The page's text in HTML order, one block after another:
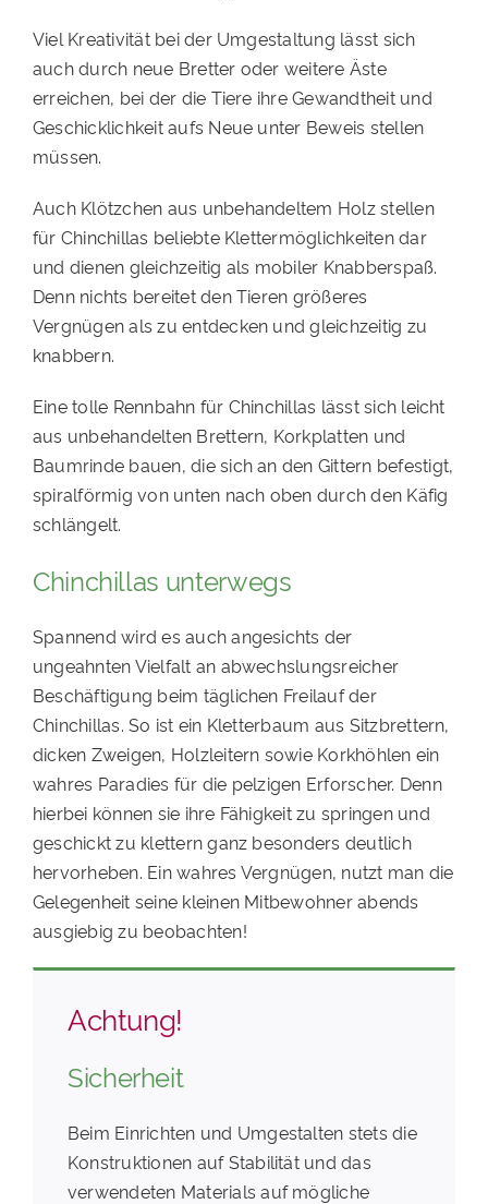
Viel Kreativität bei der Umgestaltung lässt sich
auch durch neue Bretter oder weitere Äste
erreichen, bei der die Tiere ihre Gewandtheit und
Geschicklichkeit aufs Neue unter Beweis stellen
müssen.
Auch Klötzchen aus unbehandeltem Holz stellen
für Chinchillas beliebte Klettermöglichkeiten dar
und dienen gleichzeitig als mobiler Knabberspaß.
Denn nichts bereitet den Tieren größeres
Vergnügen als zu entdecken und gleichzeitig zu
knabbern.
Eine tolle Rennbahn für Chinchillas lässt sich leicht
aus unbehandelten Brettern, Korkplatten und
Baumrinde bauen, die sich an den Gittern befestigt,
spiralförmig von unten nach oben durch den Käfig
schlängelt.
Chinchillas unterwegs
Spannend wird es auch angesichts der
ungeahnten Vielfalt an abwechslungsreicher
Beschäftigung beim täglichen Freilauf der
Chinchillas. So ist ein Kletterbaum aus Sitzbrettern,
dicken Zweigen, Holzleitern sowie Korkhöhlen ein
wahres Paradies für die pelzigen Erforscher. Denn
hierbei können sie ihre Fähigkeit zu springen und
geschickt zu klettern ganz besonders deutlich
hervorheben. Ein wahres Vergnügen, nutzt man die
Gelegenheit seine kleinen Mitbewohner abends
ausgiebig zu beobachten!
Achtung!
Sicherheit
Beim Einrichten und Umgestalten stets die
Konstruktionen auf Stabilität und das
verwendeten Materials auf mögliche